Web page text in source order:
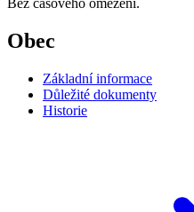
Bez časového omezení.
Obec
Základní informace
Důležité dokumenty
Historie